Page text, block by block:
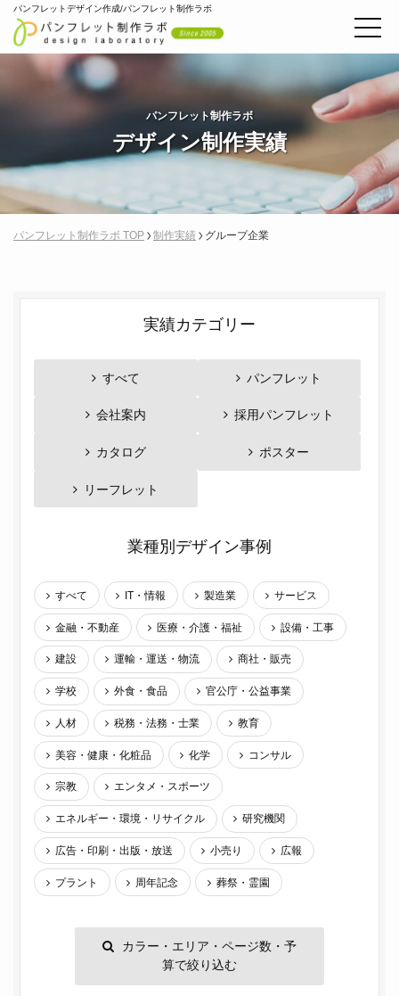
パンフレットデザイン作成/パンフレット制作ラボ
パンフレット制作ラボ
デザイン制作実績
パンフレット制作ラボ TOP 制作実績 グループ企業
実績カテゴリー
すべて パンフレット
会社案内 採用パンフレット
カタログ ポスター
リーフレット
業種別デザイン事例
すべて IT・情報 製造業 サービス
金融・不動産 医療・介護・福祉 設備・工事
建設 運輸・運送・物流 商社・販売
学校 外食・食品 官公庁・公益事業
人材 税務・法務・士業 教育
美容・健康・化粧品 化学 コンサル
宗教 エンタメ・スポーツ
エネルギー・環境・リサイクル 研究機関
広告・印刷・出版・放送 小売り 広報
プラント 周年記念 葬祭・霊園
カラー・エリア・ページ数・予
算で絞り込む